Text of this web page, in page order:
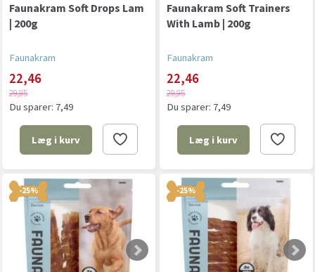
Faunakram Soft Drops Lam
| 200g
Faunakram
22,46
29,95
Du sparer: 7,49
Læg i kurv
Faunakram Soft Trainers
With Lamb | 200g
Faunakram
22,46
29,95
Du sparer: 7,49
Læg i kurv
-25% -25%